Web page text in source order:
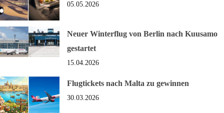
05.05.2026
Neuer Winterflug von Berlin nach Kuusamo
gestartet
15.04.2026
Flugtickets nach Malta zu gewinnen
30.03.2026